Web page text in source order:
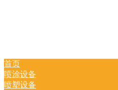
首页
喷涂设备
喷塑设备